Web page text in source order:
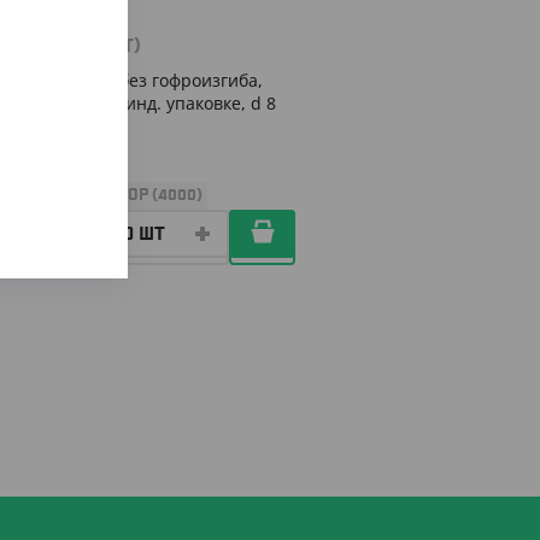
/ШТ)
Трубочки без гофроизгиба,
черные, в инд. упаковке, d 8
КОР (4000)